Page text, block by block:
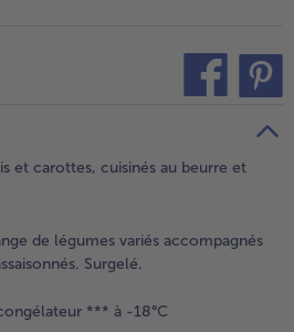
et carottes, cuisinés au beurre et
de légumes variés accompagnés
Surgelé.
*** à -18°C